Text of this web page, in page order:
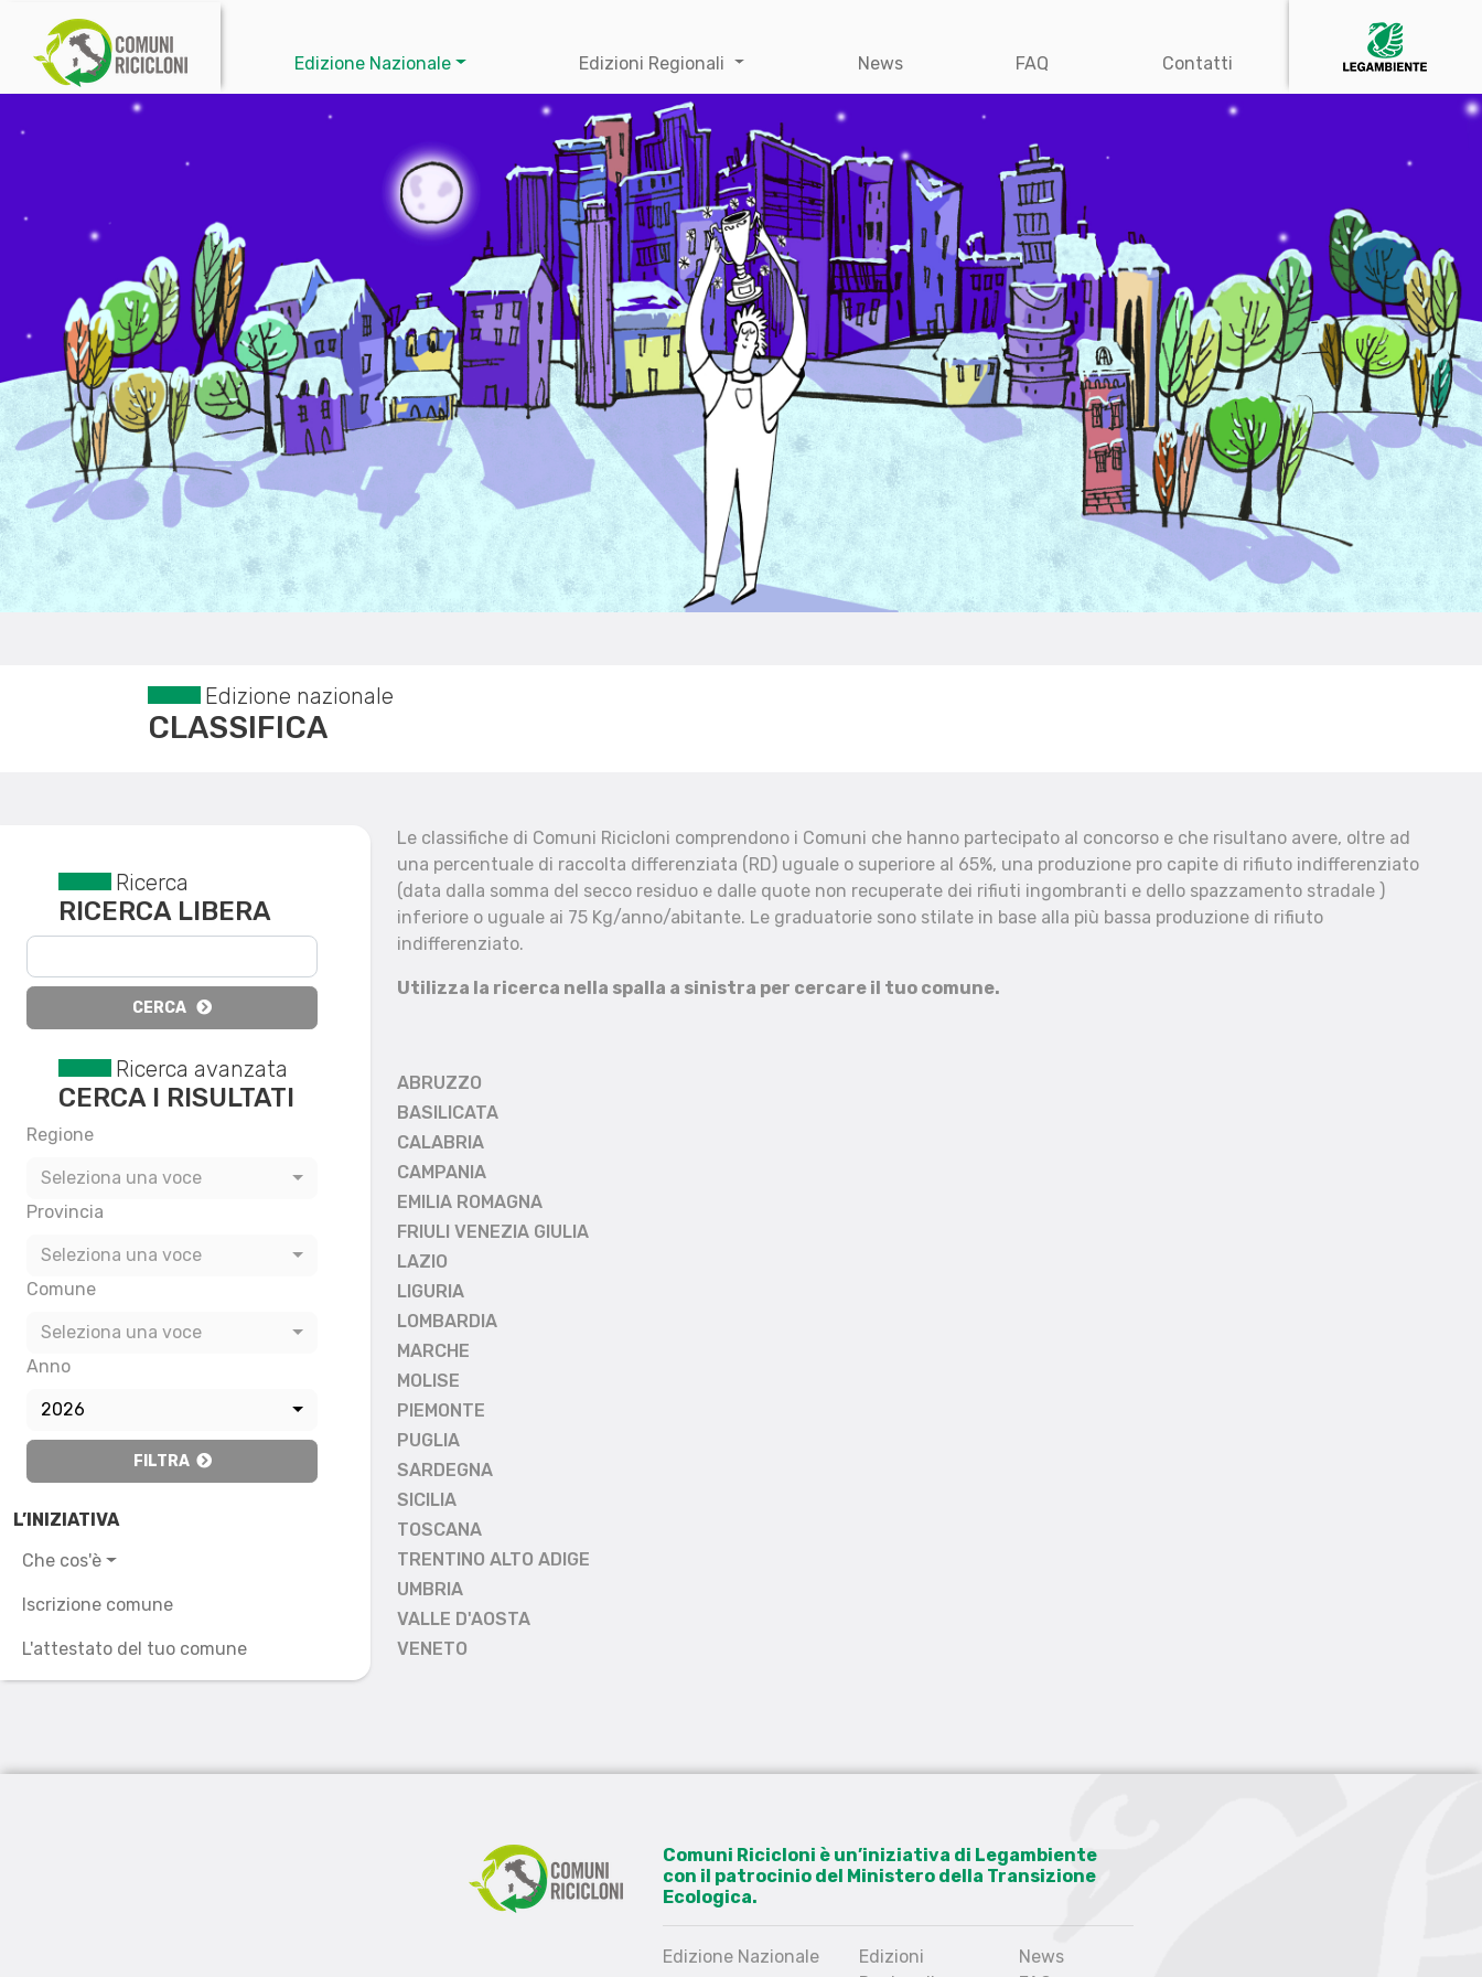
Edizione Nazionale Edizioni Regionali News FAQ Contatti
Edizione nazionale
CLASSIFICA
Reset filtri
Ricerca
RICERCA LIBERA
CERCA
Ricerca avanzata
CERCA I RISULTATI
Regione
Seleziona una voce
Provincia
Seleziona una voce
Comune
Seleziona una voce
Anno
2026
FILTRA
L’INIZIATIVA
Che cos'è
Iscrizione comune
L'attestato del tuo comune
Le classifiche di Comuni Ricicloni comprendono i Comuni che hanno partecipato al concorso e che risultano avere, oltre ad
una percentuale di raccolta differenziata (RD) uguale o superiore al 65%, una produzione pro capite di rifiuto indifferenziato
(data dalla somma del secco residuo e dalle quote non recuperate dei rifiuti ingombranti e dello spazzamento stradale )
inferiore o uguale ai 75 Kg/anno/abitante. Le graduatorie sono stilate in base alla più bassa produzione di rifiuto
indifferenziato.
Utilizza la ricerca nella spalla a sinistra per cercare il tuo comune.
ABRUZZO
BASILICATA
CALABRIA
CAMPANIA
EMILIA ROMAGNA
FRIULI VENEZIA GIULIA
LAZIO
LIGURIA
LOMBARDIA
MARCHE
MOLISE
PIEMONTE
PUGLIA
SARDEGNA
SICILIA
TOSCANA
TRENTINO ALTO ADIGE
UMBRIA
VALLE D'AOSTA
VENETO
Comuni Ricicloni è un’iniziativa di Legambiente
con il patrocinio del Ministero della Transizione
Ecologica.
Edizione Nazionale
Edizioni
News